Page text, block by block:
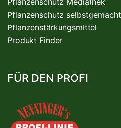
Pflanzenschutz selbstgemacht
Pflanzenstärkungsmittel
Produkt Finder
FÜR DEN PROFI